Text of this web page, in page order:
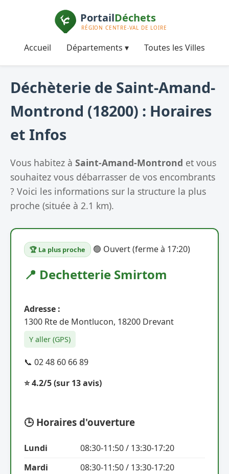
Accueil Départements ▾ Toutes les Villes
Déchèterie de Saint-Amand-
Montrond (18200) : Horaires
et Infos
Vous habitez à Saint-Amand-Montrond et vous
souhaitez vous débarrasser de vos encombrants
? Voici les informations sur la structure la plus
proche (située à 2.1 km).
🏆 La plus proche 🟢 Ouvert (ferme à 17:20)
📍 Dechetterie Smirtom
Adresse :
1300 Rte de Montlucon, 18200 Drevant
Y aller (GPS)
📞 02 48 60 66 89
⭐ 4.2/5(sur 13 avis)
🕒 Horaires d'ouverture
Lundi
08:30-11:50 / 13:30-17:20
Mardi
08:30-11:50 / 13:30-17:20